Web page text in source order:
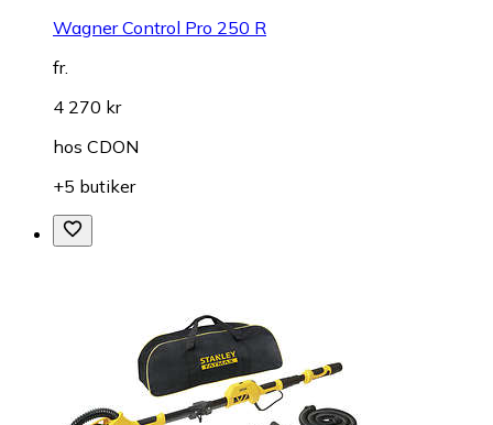
Wagner Control Pro 250 R
fr.
4 270 kr
hos CDON
+5 butiker